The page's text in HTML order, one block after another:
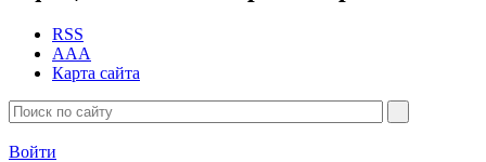
RSS
AAA
Карта сайта
Войти